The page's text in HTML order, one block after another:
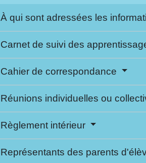
À qui sont adressées les
Carnet de suivi des
Cahier de correspondance
Réunions individuelles ou
Règlement intérieur
Représentants des parents